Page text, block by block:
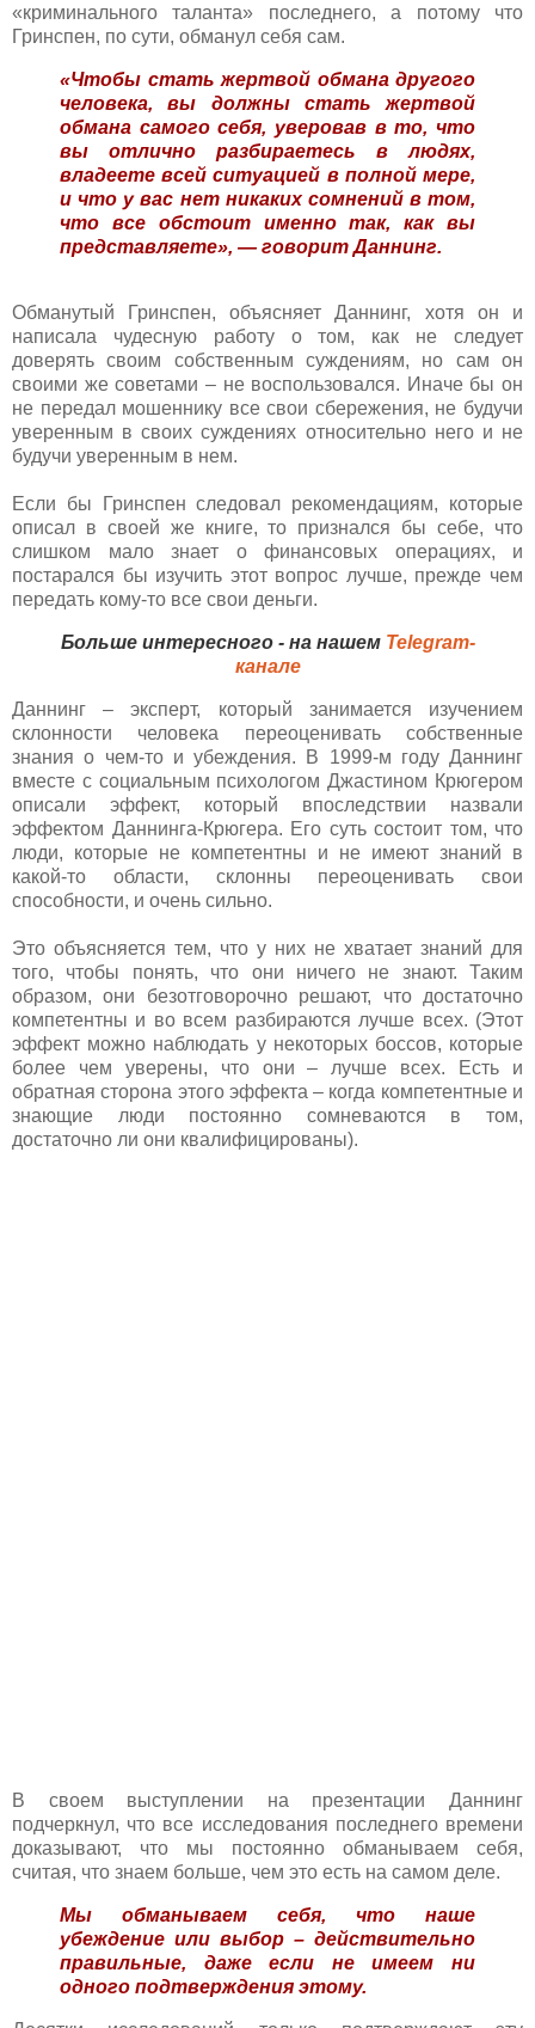
«криминального таланта» последнего, а потому что
Гринспен, по сути, обманул себя сам.
«Чтобы стать жертвой обмана другого
человека, вы должны стать жертвой
обмана самого себя, уверовав в то, что
вы отлично разбираетесь в людях,
владеете всей ситуацией в полной мере,
и что у вас нет никаких сомнений в том,
что все обстоит именно так, как вы
представляете», — говорит Даннинг.
Обманутый Гринспен, объясняет Даннинг, хотя он и
написала чудесную работу о том, как не следует
доверять своим собственным суждениям, но сам он
своими же советами – не воспользовался. Иначе бы он
не передал мошеннику все свои сбережения, не будучи
уверенным в своих суждениях относительно него и не
будучи уверенным в нем.
Если бы Гринспен следовал рекомендациям, которые
описал в своей же книге, то признался бы себе, что
слишком мало знает о финансовых операциях, и
постарался бы изучить этот вопрос лучше, прежде чем
передать кому-то все свои деньги.
Больше интересного - на нашем Telegram-
канале
Даннинг – эксперт, который занимается изучением
склонности человека переоценивать собственные
знания о чем-то и убеждения. В 1999-м году Даннинг
вместе с социальным психологом Джастином Крюгером
описали эффект, который впоследствии назвали
эффектом Даннинга-Крюгера. Его суть состоит том, что
люди, которые не компетентны и не имеют знаний в
какой-то области, склонны переоценивать свои
способности, и очень сильно.
Это объясняется тем, что у них не хватает знаний для
того, чтобы понять, что они ничего не знают. Таким
образом, они безотговорочно решают, что достаточно
компетентны и во всем разбираются лучше всех. (Этот
эффект можно наблюдать у некоторых боссов, которые
более чем уверены, что они – лучше всех. Есть и
обратная сторона этого эффекта – когда компетентные и
знающие люди постоянно сомневаются в том,
достаточно ли они квалифицированы).
В своем выступлении на презентации Даннинг
подчеркнул, что все исследования последнего времени
доказывают, что мы постоянно обманываем себя,
считая, что знаем больше, чем это есть на самом деле.
Мы обманываем себя, что наше
убеждение или выбор – действительно
правильные, даже если не имеем ни
одного подтверждения этому.